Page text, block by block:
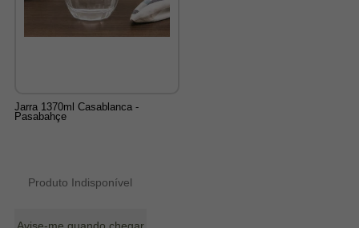
Jarra 1370ml Casablanca -
Pasabahçe
Produto Indisponível